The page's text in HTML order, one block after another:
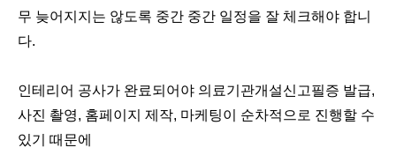
무 늦어지지는 않도록 중간 중간 일정을 잘 체크해야 합니
다.
인테리어 공사가 완료되어야 의료기관개설신고필증 발급,
사진 촬영, 홈페이지 제작, 마케팅이 순차적으로 진행할 수
있기 때문에